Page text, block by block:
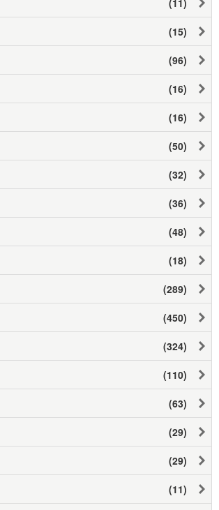
(11)
(15)
(96)
(16)
(16)
(50)
(32)
(36)
(48)
(18)
(289)
(450)
(324)
(110)
(63)
(29)
(29)
(11)